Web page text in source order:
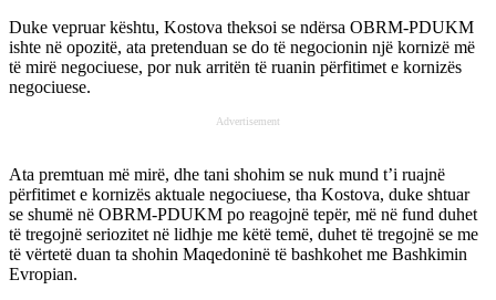
Duke vepruar kështu, Kostova theksoi se ndërsa OBRM-PDUKM
ishte në opozitë, ata pretenduan se do të negocionin një kornizë më
të mirë negociuese, por nuk arritën të ruanin përfitimet e kornizës
negociuese.
Advertisement
Ata premtuan më mirë, dhe tani shohim se nuk mund t’i ruajnë
përfitimet e kornizës aktuale negociuese, tha Kostova, duke shtuar
se shumë në OBRM-PDUKM po reagojnë tepër, më në fund duhet
të tregojnë seriozitet në lidhje me këtë temë, duhet të tregojnë se me
të vërtetë duan ta shohin Maqedoninë të bashkohet me Bashkimin
Evropian.